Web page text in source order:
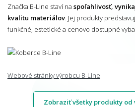
Značka B-Line staví na spoľahlivosť,
kvalitu materiálov . Jej produkty
funkčné, estetické a cenovo dostupné
Webové stránky výrobcu B-Line
Zobraziť všetky produkty od